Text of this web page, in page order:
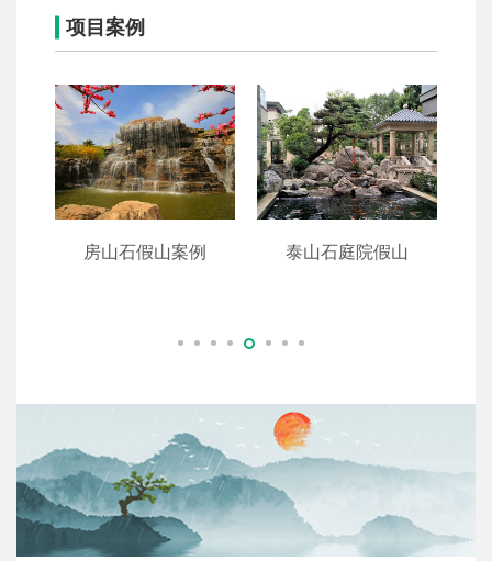
项目案例
房山石假山案例 泰山石庭院假山